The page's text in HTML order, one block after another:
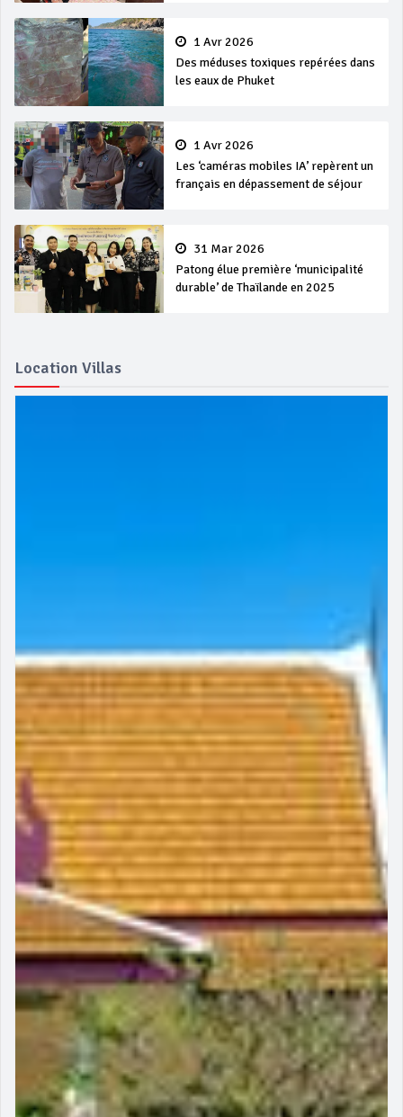
1 Avr 2026
Des méduses toxiques repérées dans
les eaux de Phuket
1 Avr 2026
Les ‘caméras mobiles IA’ repèrent un
français en dépassement de séjour
31 Mar 2026
Patong élue première ‘municipalité
durable’ de Thaïlande en 2025
Location Villas